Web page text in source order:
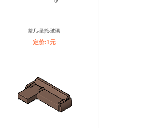
茶几-圣托-玻璃
定价:1元